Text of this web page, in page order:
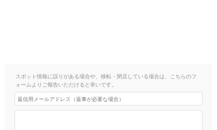
スポット情報に誤りがある場合や、移転・閉店している場合は、こちらのフ
ォームよりご報告いただけると幸いです。